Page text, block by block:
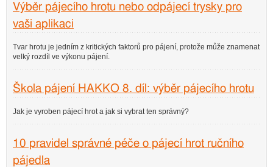
Výběr pájecího hrotu nebo odpájecí trysky pro
vaši aplikaci
Tvar hrotu je jedním z kritických faktorů pro pájení, protože může znamenat
velký rozdíl ve výkonu pájení.
Škola pájení HAKKO 8. díl: výběr pájecího hrotu
Jak je vyroben pájecí hrot a jak si vybrat ten správný?
10 pravidel správné péče o pájecí hrot ručního
pájedla